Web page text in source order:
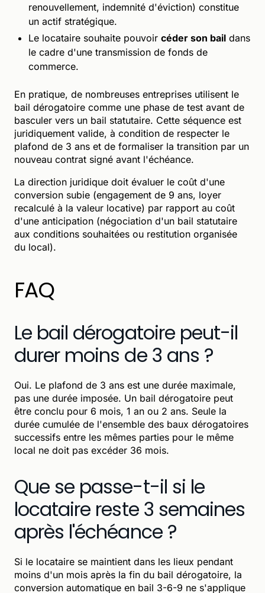
renouvellement, indemnité d'éviction) constitue
un actif stratégique.
Le locataire souhaite pouvoir céder son bail dans
le cadre d'une transmission de fonds de
commerce.
En pratique, de nombreuses entreprises utilisent le
bail dérogatoire comme une phase de test avant de
basculer vers un bail statutaire. Cette séquence est
juridiquement valide, à condition de respecter le
plafond de 3 ans et de formaliser la transition par un
nouveau contrat signé avant l'échéance.
La direction juridique doit évaluer le coût d'une
conversion subie (engagement de 9 ans, loyer
recalculé à la valeur locative) par rapport au coût
d'une anticipation (négociation d'un bail statutaire
aux conditions souhaitées ou restitution organisée
du local).
FAQ
Le bail dérogatoire peut-il
durer moins de 3 ans ?
Oui. Le plafond de 3 ans est une durée maximale,
pas une durée imposée. Un bail dérogatoire peut
être conclu pour 6 mois, 1 an ou 2 ans. Seule la
durée cumulée de l'ensemble des baux dérogatoires
successifs entre les mêmes parties pour le même
local ne doit pas excéder 36 mois.
Que se passe-t-il si le
locataire reste 3 semaines
après l'échéance ?
Si le locataire se maintient dans les lieux pendant
moins d'un mois après la fin du bail dérogatoire, la
conversion automatique en bail 3-6-9 ne s'applique